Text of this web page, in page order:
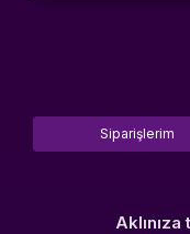
Siparişlerim